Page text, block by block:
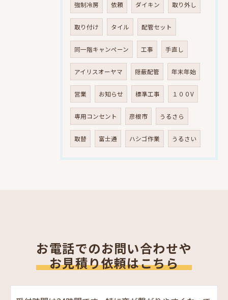
強制冷房 依頼 ダイキン 取り外し
取り付け タイル 配管セット
同一階キャンペーン 工事 手直し
アイリスオーヤマ 隠蔽配管 年末年始
営業 お知らせ 標準工事 １００V
専用コンセント 彦根市 うるさら
取替 富士通 ハシゴ作業 うるさい
お電話でのお問い合わせや
お見積り依頼はこちら